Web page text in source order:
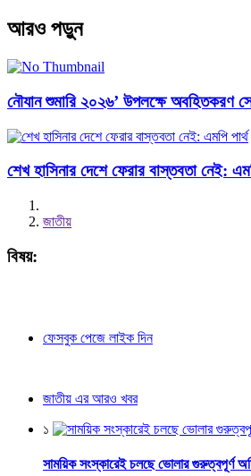
আরও পড়ুন
নৌযান শুমারি ২০২৬’ উপলক্ষে অবহিতকরণ
শেখ হাসিনার দেশে ফেরার বাস্তবতা নেই:
জাতীয়
বিষয়:
ফেসবুক পেজে লাইক দিন
জাতীয় এর আরও খবর
১
সাময়িক সংস্কারেই চলছে ভোলার গুরুত্বপূর্ণ